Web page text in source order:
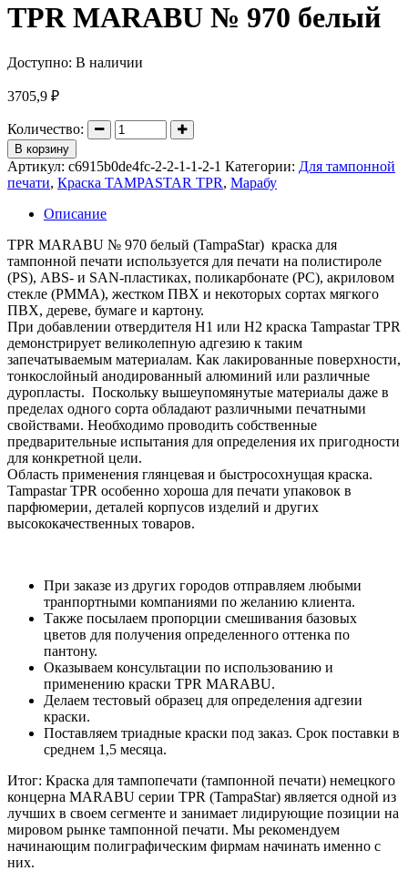
TPR MARABU № 970 белый
Доступно: В наличии
3705,9 ₽
Количество:
В корзину
Артикул: c6915b0de4fc-2-2-1-1-2-1 Категории: Для тампонной
печати, Краска TAMPASTAR TPR, Марабу
Описание
TPR MARABU № 970 белый (TampaStar) краска для
тампонной печати используется для печати на полистироле
(PS), ABS- и SAN-пластиках, поликарбонате (РС), акриловом
стекле (РММА), жестком ПВХ и некоторых сортах мягкого
ПВХ, дереве, бумаге и картону.
При добавлении отвердителя Н1 или Н2 краска Tampastar TPR
демонстрирует великолепную адгезию к таким
запечатываемым материалам. Как лакированные поверхности,
тонкослойный анодированный алюминий или различные
дуропласты. Поскольку вышеупомянутые материалы даже в
пределах одного сорта обладают различными печатными
свойствами. Необходимо проводить собственные
предварительные испытания для определения их пригодности
для конкретной цели.
Область применения глянцевая и быстросохнущая краска.
Tampastar TPR особенно хороша для печати упаковок в
парфюмерии, деталей корпусов изделий и других
высококачественных товаров.
При заказе из других городов отправляем любыми
транпортными компаниями по желанию клиента.
Также посылаем пропорции смешивания базовых
цветов для получения определенного оттенка по
пантону.
Оказываем консультации по использованию и
применению краски TPR MARABU.
Делаем тестовый образец для определения адгезии
краски.
Поставляем триадные краски под заказ. Срок поставки в
среднем 1,5 месяца.
Итог: Краска для тампопечати (тампонной печати) немецкого
концерна MARABU серии TPR (TampaStar) является одной из
лучших в своем сегменте и занимает лидирующие позиции на
мировом рынке тампонной печати. Мы рекомендуем
начинающим полиграфическим фирмам начинать именно с
них.